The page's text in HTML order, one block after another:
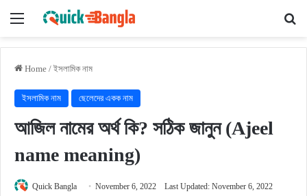
Menu
Home / ইসলামিক নাম
ইসলামিক নাম ছেলেদের একক নাম
আজিল নামের অর্থ কি? সঠিক জানুন (Ajeel
name meaning)
Quick Bangla November 6, 2022 Last Updated: November 6, 2022